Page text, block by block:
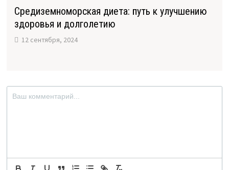
Средиземноморская диета: путь к улучшению
здоровья и долголетию
12 сентября, 2024